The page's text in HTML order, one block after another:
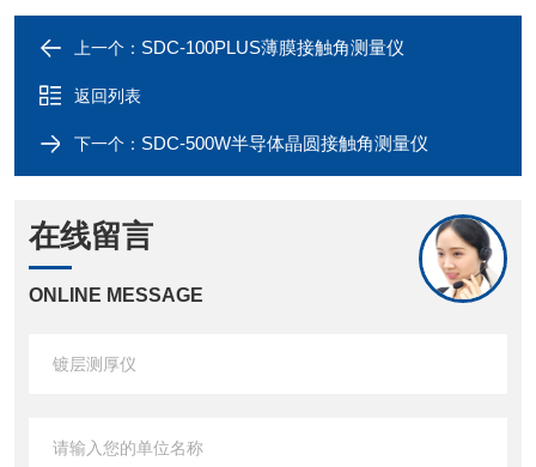
上一个： SDC-100PLUS薄膜接触角测量仪
返回列表
下一个： SDC-500W半导体晶圆接触角测量仪
在线留言
ONLINE MESSAGE